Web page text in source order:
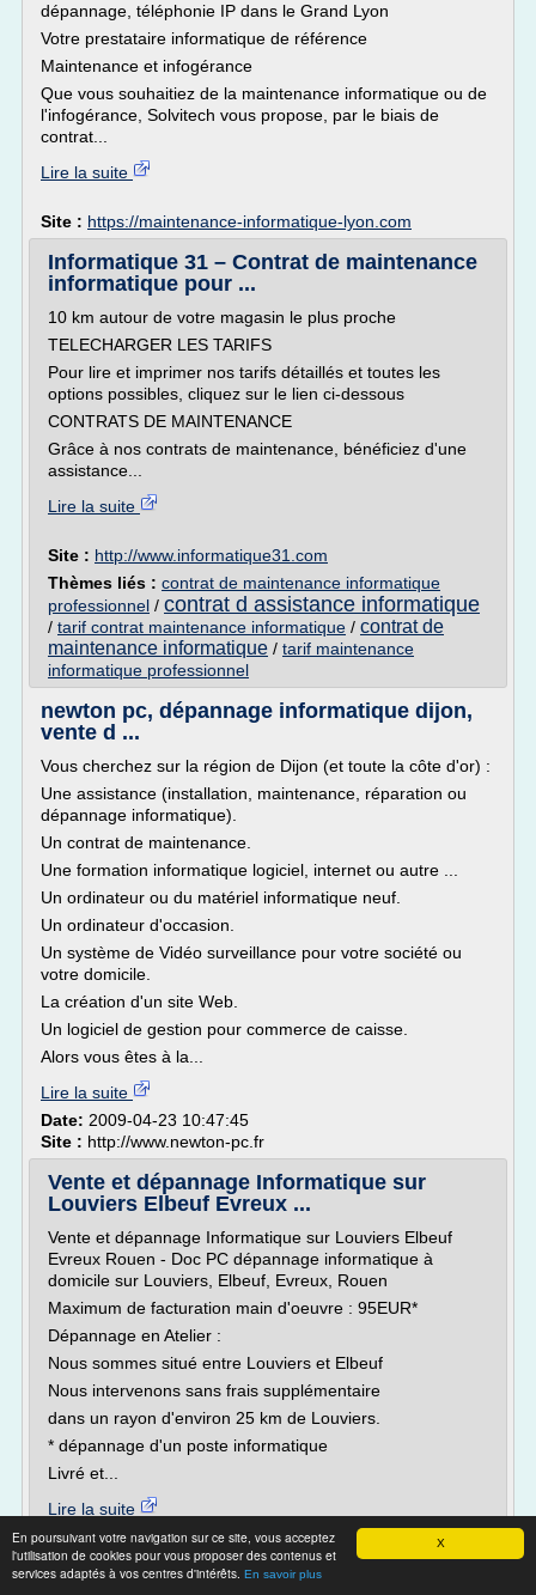
X
En poursuivant votre navigation sur ce site, vous acceptez
l'utilisation de cookies pour vous proposer des contenus et
services adaptés à vos centres d'intérêts. En savoir plus
dépannage, téléphonie IP dans le Grand Lyon
Votre prestataire informatique de référence
Maintenance et infogérance
Que vous souhaitiez de la maintenance informatique ou de
l'infogérance, Solvitech vous propose, par le biais de
contrat...
Lire la suite
Site : https://maintenance-informatique-lyon.com
Informatique 31 – Contrat de maintenance
informatique pour ...
10 km autour de votre magasin le plus proche
TELECHARGER LES TARIFS
Pour lire et imprimer nos tarifs détaillés et toutes les
options possibles, cliquez sur le lien ci-dessous
CONTRATS DE MAINTENANCE
Grâce à nos contrats de maintenance, bénéficiez d'une
assistance...
Lire la suite
Site : http://www.informatique31.com
Thèmes liés : contrat de maintenance informatique
professionnel / contrat d assistance informatique
/ tarif contrat maintenance informatique / contrat de
maintenance informatique / tarif maintenance
informatique professionnel
newton pc, dépannage informatique dijon,
vente d ...
Vous cherchez sur la région de Dijon (et toute la côte d'or) :
Une assistance (installation, maintenance, réparation ou
dépannage informatique).
Un contrat de maintenance.
Une formation informatique logiciel, internet ou autre ...
Un ordinateur ou du matériel informatique neuf.
Un ordinateur d'occasion.
Un système de Vidéo surveillance pour votre société ou
votre domicile.
La création d'un site Web.
Un logiciel de gestion pour commerce de caisse.
Alors vous êtes à la...
Lire la suite
Date: 2009-04-23 10:47:45
Site : http://www.newton-pc.fr
Vente et dépannage Informatique sur
Louviers Elbeuf Evreux ...
Vente et dépannage Informatique sur Louviers Elbeuf
Evreux Rouen - Doc PC dépannage informatique à
domicile sur Louviers, Elbeuf, Evreux, Rouen
Maximum de facturation main d'oeuvre : 95EUR*
Dépannage en Atelier :
Nous sommes situé entre Louviers et Elbeuf
Nous intervenons sans frais supplémentaire
dans un rayon d'environ 25 km de Louviers.
* dépannage d'un poste informatique
Livré et...
Lire la suite
Site :docpc76.com